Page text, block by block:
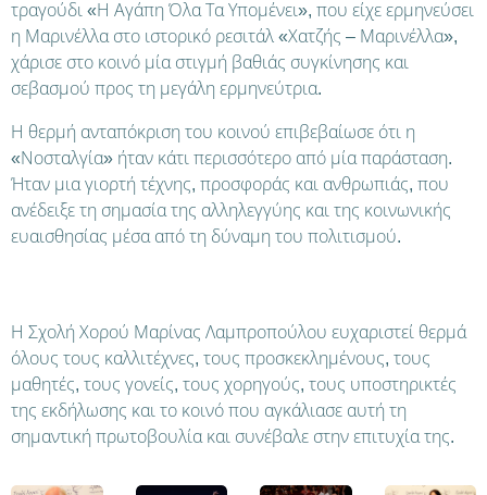
τραγούδι «Η Αγάπη Όλα Τα Υπομένει», που είχε ερμηνεύσει
η Μαρινέλλα στο ιστορικό ρεσιτάλ «Χατζής – Μαρινέλλα»,
χάρισε στο κοινό μία στιγμή βαθιάς συγκίνησης και
σεβασμού προς τη μεγάλη ερμηνεύτρια.
Η θερμή ανταπόκριση του κοινού επιβεβαίωσε ότι η
«Νοσταλγία» ήταν κάτι περισσότερο από μία παράσταση.
Ήταν μια γιορτή τέχνης, προσφοράς και ανθρωπιάς, που
ανέδειξε τη σημασία της αλληλεγγύης και της κοινωνικής
ευαισθησίας μέσα από τη δύναμη του πολιτισμού.
Η Σχολή Χορού Μαρίνας Λαμπροπούλου ευχαριστεί θερμά
όλους τους καλλιτέχνες, τους προσκεκλημένους, τους
μαθητές, τους γονείς, τους χορηγούς, τους υποστηρικτές
της εκδήλωσης και το κοινό που αγκάλιασε αυτή τη
σημαντική πρωτοβουλία και συνέβαλε στην επιτυχία της.